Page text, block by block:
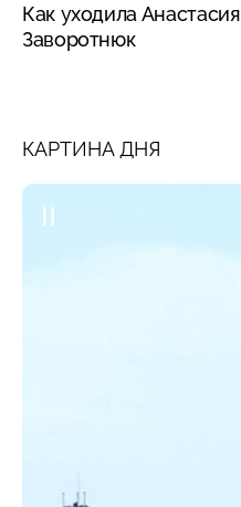
Как уходила Анастасия
Заворотнюк
КАРТИНА ДНЯ